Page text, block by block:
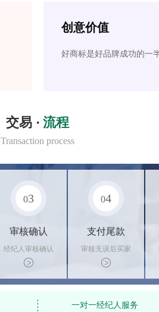
创意价值
好商标是好品牌成功的一
交易 · 流程
Transaction process
03
审核确认
经纪人审核确认
商标状态
04
支付尾款
审核无误后买家
支付尾款，卖家
办理相关手续
一对一经纪人服务